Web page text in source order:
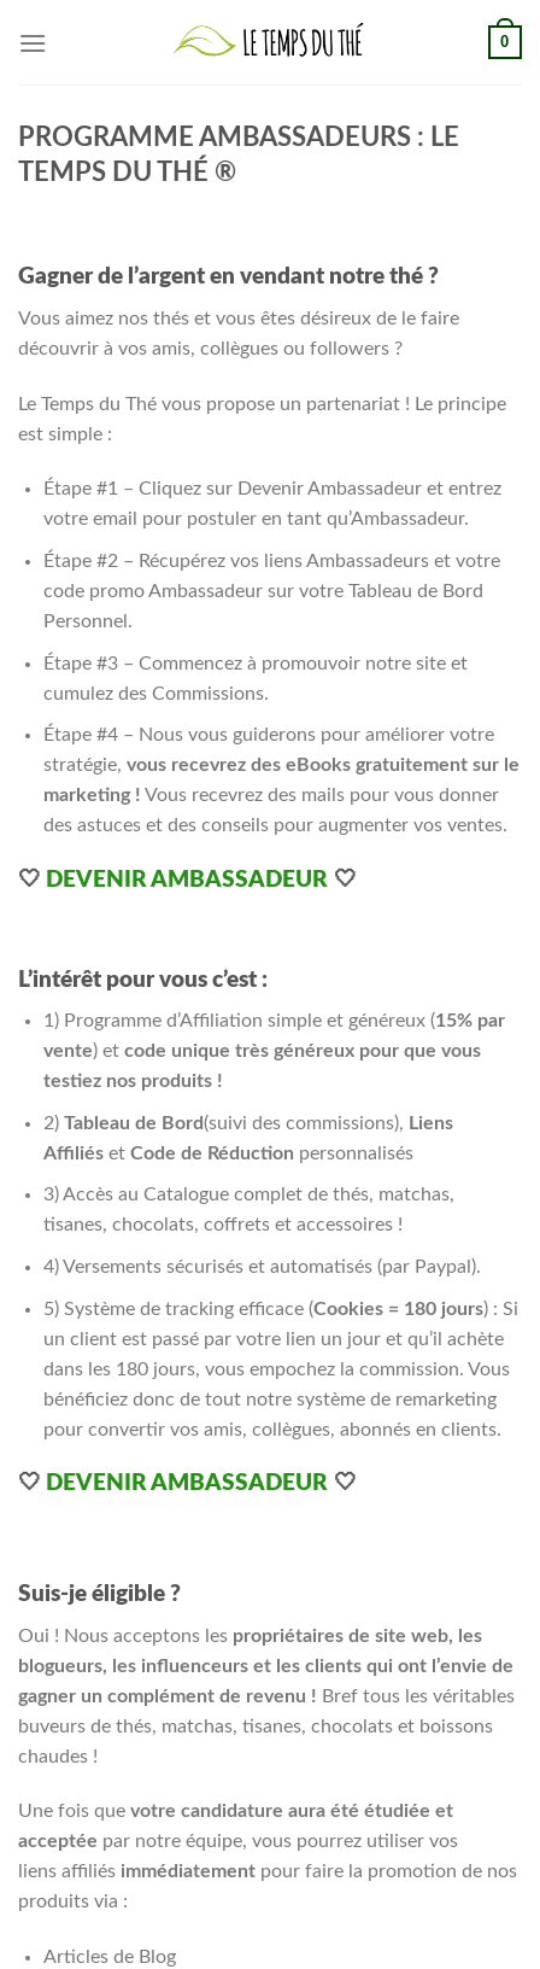
0
PROGRAMME AMBASSADEURS : LE
TEMPS DU THÉ ®
Gagner de l’argent en vendant notre thé ?
Vous aimez nos thés et vous êtes désireux de le faire
découvrir à vos amis, collègues ou followers ?
Le Temps du Thé vous propose un partenariat ! Le principe
est simple :
Étape #1 – Cliquez sur Devenir Ambassadeur et entrez
votre email pour postuler en tant qu’Ambassadeur.
Étape #2 – Récupérez vos liens Ambassadeurs et votre
code promo Ambassadeur sur votre Tableau de Bord
Personnel.
Étape #3 – Commencez à promouvoir notre site et
cumulez des Commissions.
Étape #4 – Nous vous guiderons pour améliorer votre
stratégie, vous recevrez des eBooks gratuitement sur le
marketing ! Vous recevrez des mails pour vous donner
des astuces et des conseils pour augmenter vos ventes.
🤍 DEVENIR AMBASSADEUR 🤍
L’intérêt pour vous c’est :
1) Programme d’Affiliation simple et généreux (15% par
vente) et code unique très généreux pour que vous
testiez nos produits !
2)Tableau de Bord(suivi des commissions), Liens
Affiliéset Code de Réduction personnalisés
3) Accès au Catalogue complet de thés, matchas,
tisanes, chocolats, coffrets et accessoires !
4) Versements sécurisés et automatisés (par Paypal).
5) Système de tracking efficace (Cookies = 180 jours) : Si
un client est passé par votre lien un jour et qu’il achète
dans les 180 jours, vous empochez la commission. Vous
bénéficiez donc de tout notre système de remarketing
pour convertir vos amis, collègues, abonnés en clients.
🤍 DEVENIR AMBASSADEUR 🤍
Suis-je éligible ?
Oui ! Nous acceptons les propriétaires de site web, les
blogueurs, les influenceurs et les clients qui ont l’envie de
gagner un complément de revenu ! Bref tous les véritables
buveurs de thés, matchas, tisanes, chocolats et boissons
chaudes !
Une fois que votre candidature aura été étudiée et
acceptée par notre équipe, vous pourrez utiliser vos
liens affiliés immédiatement pour faire la promotion de nos
produits via :
Articles de Blog